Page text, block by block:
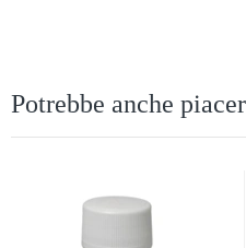
Potrebbe anche